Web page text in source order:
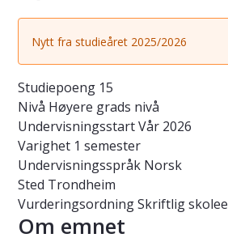
Nytt fra studieåret 2025/2026
Studiepoeng 15
Nivå Høyere grads nivå
UndervisningsstartVår 2026
Varighet 1 semester
Undervisningsspråk Norsk
Sted Trondheim
VurderingsordningSkriftlig
Om emnet